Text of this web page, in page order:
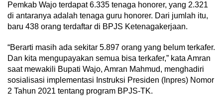
Pemkab Wajo terdapat 6.335 tenaga honorer, yang 2.321
di antaranya adalah tenaga guru honorer. Dari jumlah itu,
baru 438 orang terdaftar di BPJS Ketenagakerjaan.
“Berarti masih ada sekitar 5.897 orang yang belum terkafer.
Dan kita mengupayakan semua bisa terkafer,” kata Amran
saat mewakili Bupati Wajo, Amran Mahmud, menghadiri
sosialisasi implementasi Instruksi Presiden (Inpres) Nomor
2 Tahun 2021 tentang program BPJS-TK.